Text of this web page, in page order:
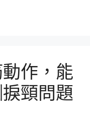
作，能
頸問題